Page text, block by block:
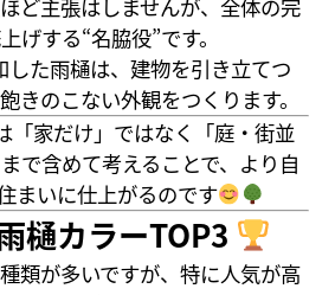
ど主張はしませんが、全体の完
げする“名脇役”です。
した雨樋は、建物を引き立てつ
きのこない外観をつくります。
「家だけ」ではなく「庭・街並
で含めて考えることで、より自
まいに仕上がるのです
樋カラーTOP3
類が多いですが、特に人気が高